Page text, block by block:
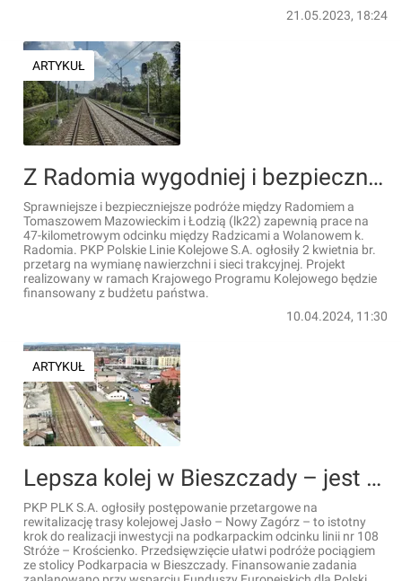
21.05.2023, 18:24
ARTYKUŁ
Z Radomia wygodniej i bezpiecznej pociągiem do Tomaszowa Mazowieckiego i Łodzi
Sprawniejsze i bezpieczniejsze podróże między Radomiem a
Tomaszowem Mazowieckim i Łodzią (lk22) zapewnią prace na
47-kilometrowym odcinku między Radzicami a Wolanowem k.
Radomia. PKP Polskie Linie Kolejowe S.A. ogłosiły 2 kwietnia br.
przetarg na wymianę nawierzchni i sieci trakcyjnej. Projekt
realizowany w ramach Krajowego Programu Kolejowego będzie
finansowany z budżetu państwa.
10.04.2024, 11:30
ARTYKUŁ
Lepsza kolej w Bieszczady – jest przetarg na realizację ważnej inwestycji
PKP PLK S.A. ogłosiły postępowanie przetargowe na
rewitalizację trasy kolejowej Jasło – Nowy Zagórz – to istotny
krok do realizacji inwestycji na podkarpackim odcinku linii nr 108
Stróże – Krościenko. Przedsięwzięcie ułatwi podróże pociągiem
ze stolicy Podkarpacia w Bieszczady. Finansowanie zadania